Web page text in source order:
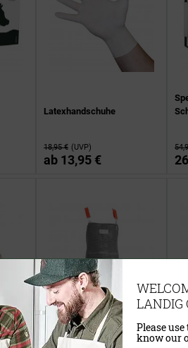
Latexhandschuhe
18,95 € (UVP)
ab 13,95 €
LANDIG
Please
know our